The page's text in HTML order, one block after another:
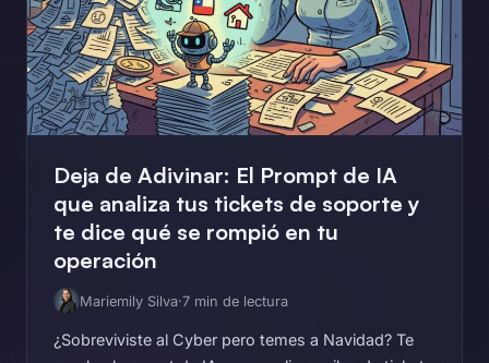
Deja de Adivinar: El Prompt de IA
que analiza tus tickets de soporte y
te dice qué se rompió en tu
operación
Mariemily Silva·7 min de lectura
¿Sobreviviste al Cyber pero temes a Navidad? Te